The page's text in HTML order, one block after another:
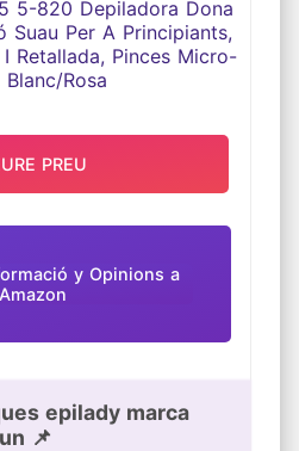
PINCES
BLANC/ROSA
y Opinions a
Amazon
epilady marca
📌
PREU